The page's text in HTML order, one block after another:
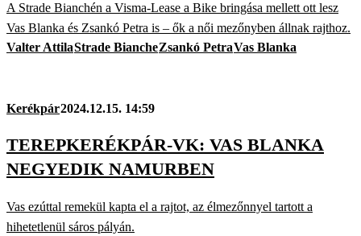
A Strade Bianchén a Visma-Lease a Bike bringása mellett ott lesz
Vas Blanka és Zsankó Petra is – ők a női mezőnyben állnak rajthoz.
Valter AttilaStrade BiancheZsankó PetraVas Blanka
Kerékpár2024.12.15. 14:59
TEREPKERÉKPÁR-VK: VAS BLANKA
NEGYEDIK NAMURBEN
Vas ezúttal remekül kapta el a rajtot, az élmezőnnyel tartott a
hihetetlenül sáros pályán.